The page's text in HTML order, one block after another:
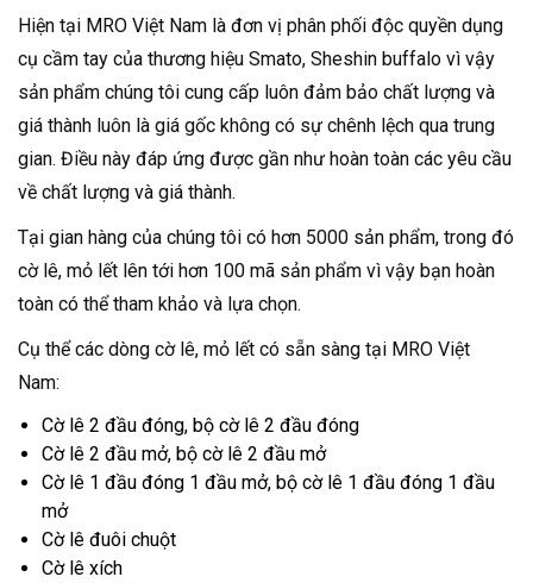
Hiện tại MRO Việt Nam là đơn vị phân phối độc quyền dụng
cụ cầm tay của thương hiệu Smato, Sheshin buffalo vì vậy
sản phẩm chúng tôi cung cấp luôn đảm bảo chất lượng và
giá thành luôn là giá gốc không có sự chênh lệch qua trung
gian. Điều này đáp ứng được gần như hoàn toàn các yêu cầu
về chất lượng và giá thành.
Tại gian hàng của chúng tôi có hơn 5000 sản phẩm, trong đó
cờ lê, mỏ lết lên tới hơn 100 mã sản phẩm vì vậy bạn hoàn
toàn có thể tham khảo và lựa chọn.
Cụ thể các dòng cờ lê, mỏ lết có sẵn sàng tại MRO Việt
Nam:
Cờ lê 2 đầu đóng, bộ cờ lê 2 đầu đóng
Cờ lê 2 đầu mở, bộ cờ lê 2 đầu mở
Cờ lê 1 đầu đóng 1 đầu mở, bộ cờ lê 1 đầu đóng 1 đầu
mở
Cờ lê đuôi chuột
Cờ lê xích